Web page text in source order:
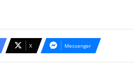
X Messenger